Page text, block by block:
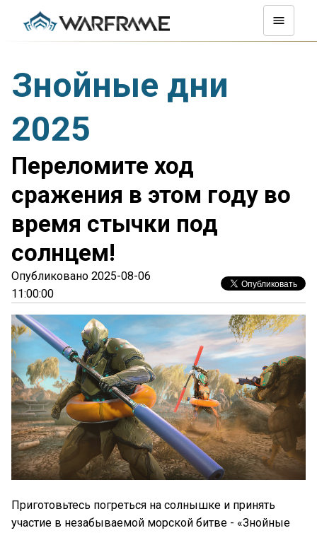
Знойные дни
2025
Переломите ход
сражения в этом году во
время стычки под
солнцем!
Опубликовано 2025-08-06
11:00:00
Приготовьтесь погреться на солнышке и принять
участие в незабываемой морской битве - «Знойные